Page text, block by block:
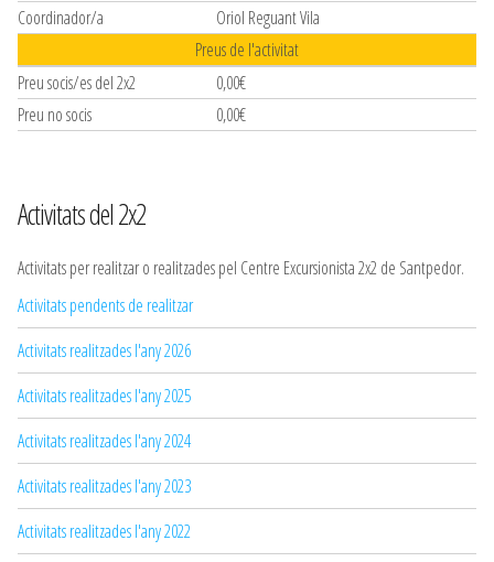
Coordinador/a
Oriol Reguant Vila
Preus de l'activitat
Preu socis/es del 2x2
0,00€
Preu no socis
0,00€
Activitats del 2x2
Activitats per realitzar o realitzades pel Centre Excursionista 2x2 de Santpedor.
Activitats pendents de realitzar
Activitats realitzades l'any 2026
Activitats realitzades l'any 2025
Activitats realitzades l'any 2024
Activitats realitzades l'any 2023
Activitats realitzades l'any 2022